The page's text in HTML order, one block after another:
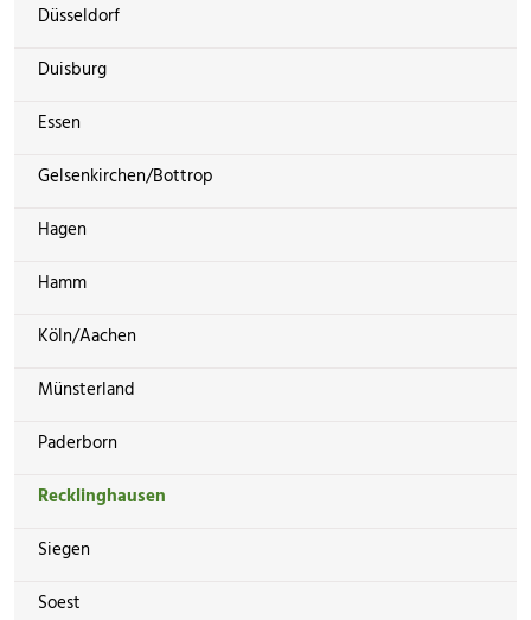
Düsseldorf
Duisburg
Essen
Gelsenkirchen/Bottrop
Hagen
Hamm
Köln/Aachen
Münsterland
Paderborn
Recklinghausen
Siegen
Soest